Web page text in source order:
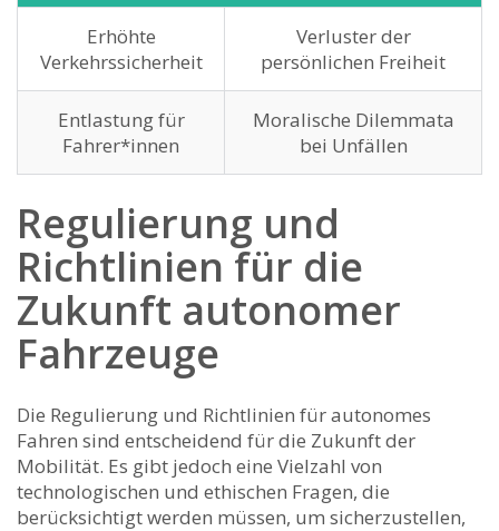
Erhöhte
Verkehrssicherheit
Verluster der
persönlichen Freiheit
Entlastung für
Fahrer*innen
Moralische Dilemmata
bei Unfällen
Regulierung und
Richtlinien für die
Zukunft autonomer
Fahrzeuge
Die Regulierung und Richtlinien ⁣für autonomes
Fahren sind entscheidend für die Zukunft der
Mobilität. Es gibt jedoch eine Vielzahl von
technologischen und ethischen Fragen, die
berücksichtigt werden müssen, um sicherzustellen,